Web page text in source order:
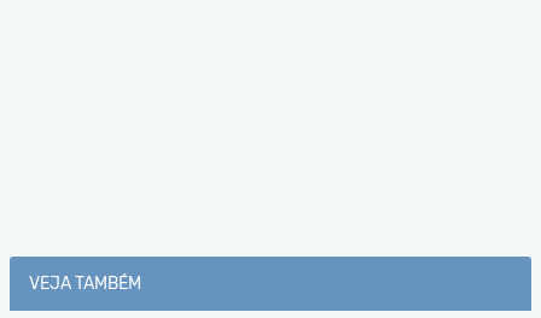
VEJA TAMBÉM